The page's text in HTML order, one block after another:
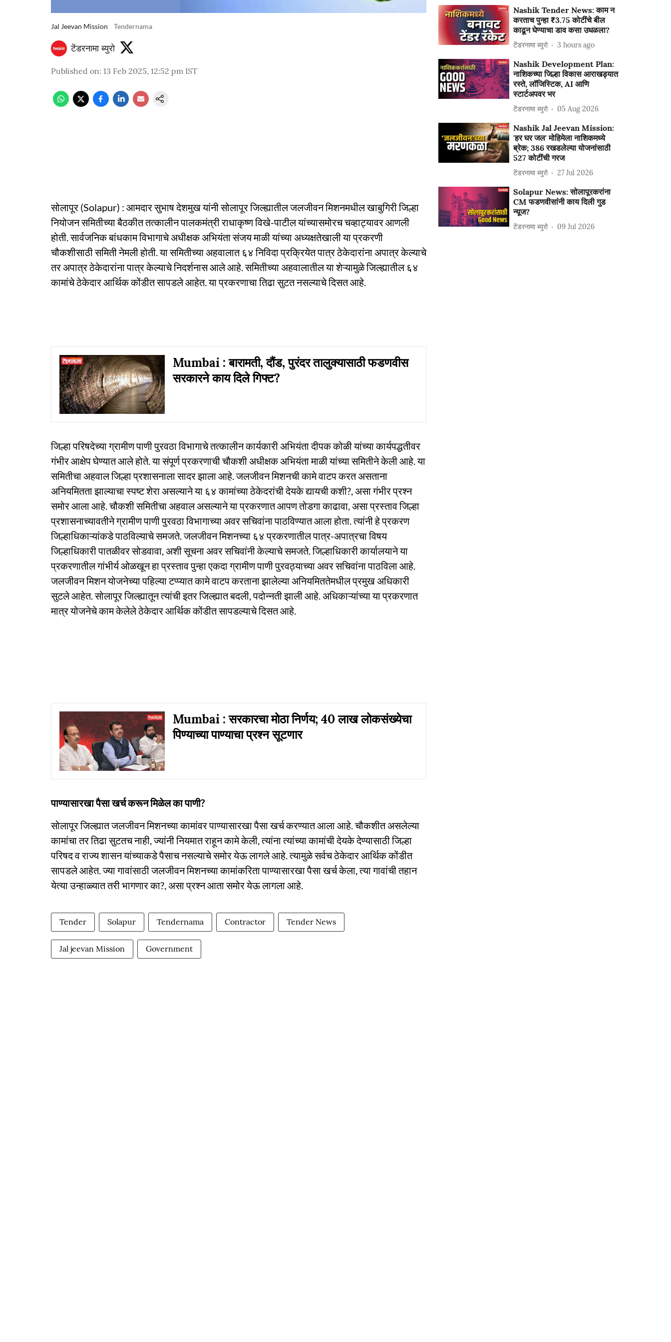
Jal Jeevan Mission Tendernama
टेंडरनामा ब्युरो
Published on: 13 Feb 2025, 12:52 pm IST
सोलापूर (Solapur) : आमदार सुभाष देशमुख यांनी सोलापूर जिल्ह्यातील जलजीवन मिशनमधील खाबुगिरी जिल्हा
नियोजन समितीच्या बैठकीत तत्कालीन पालकमंत्री राधाकृष्ण विखे-पाटील यांच्यासमोरच चव्हाट्यावर आणली
होती. सार्वजनिक बांधकाम विभागाचे अधीक्षक अभियंता संजय माळी यांच्या अध्यक्षतेखाली या प्रकरणी
चौकशीसाठी समिती नेमली होती. या समितीच्या अहवालात ६४ निविदा प्रक्रियेत पात्र ठेकेदारांना अपात्र केल्याचे
तर अपात्र ठेकेदारांना पात्र केल्याचे निदर्शनास आले आहे. समितीच्या अहवालातील या शेऱ्यामुळे जिल्ह्यातील ६४
कामांचे ठेकेदार आर्थिक कोंडीत सापडले आहेत. या प्रकरणाचा तिढा सुटत नसल्याचे दिसत आहे.
Mumbai : बारामती, दौंड, पुरंदर तालुक्यासाठी फडणवीस
सरकारने काय दिले गिफ्ट?
जिल्हा परिषदेच्या ग्रामीण पाणी पुरवठा विभागाचे तत्कालीन कार्यकारी अभियंता दीपक कोळी यांच्या कार्यपद्धतीवर
गंभीर आक्षेप घेण्यात आले होते. या संपूर्ण प्रकरणाची चौकशी अधीक्षक अभियंता माळी यांच्या समितीने केली आहे. या
समितीचा अहवाल जिल्हा प्रशासनाला सादर झाला आहे. जलजीवन मिशनची कामे वाटप करत असताना
अनियमितता झाल्याचा स्पष्ट शेरा असल्याने या ६४ कामांच्या ठेकेदरांची देयके द्यायची कशी?, असा गंभीर प्रश्‍न
समोर आला आहे. चौकशी समितीचा अहवाल असल्याने या प्रकरणात आपण तोडगा काढावा, असा प्रस्ताव जिल्हा
प्रशासनाच्यावतीने ग्रामीण पाणी पुरवठा विभागाच्या अवर सचिवांना पाठविण्यात आला होता. त्यांनी हे प्रकरण
जिल्हाधिकाऱ्यांकडे पाठविल्याचे समजते. जलजीवन मिशनच्या ६४ प्रकरणातील पात्र-अपात्रचा विषय
जिल्हाधिकारी पातळीवर सोडवावा, अशी सूचना अवर सचिवांनी केल्याचे समजते. जिल्हाधिकारी कार्यालयाने या
प्रकरणातील गांभीर्य ओळखून हा प्रस्ताव पुन्हा एकदा ग्रामीण पाणी पुरवठ्याच्या अवर सचिवांना पाठविला आहे.
जलजीवन मिशन योजनेच्या पहिल्या टप्प्यात कामे वाटप करताना झालेल्या अनियमिततेमधील प्रमुख अधिकारी
सुटले आहेत. सोलापूर जिल्ह्यातून त्यांची इतर जिल्ह्यात बदली, पदोन्नती झाली आहे. अधिकाऱ्यांच्या या प्रकरणात
मात्र योजनेचे काम केलेले ठेकेदार आर्थिक कोंडीत सापडल्याचे दिसत आहे.
Mumbai : सरकारचा मोठा निर्णय; 40 लाख लोकसंख्येचा
पिण्याच्या पाण्याचा प्रश्न सूटणार
पाण्यासारखा पैसा खर्च करून मिळेल का पाणी?
सोलापूर जिल्ह्यात जलजीवन मिशनच्या कामांवर पाण्यासारखा पैसा खर्च करण्यात आला आहे. चौकशीत असलेल्या
कामांचा तर तिढा सुटतच नाही, ज्यांनी नियमात राहून कामे केली, त्यांना त्यांच्या कामांची देयके देण्यासाठी जिल्हा
परिषद व राज्य शासन यांच्याकडे पैसाच नसल्याचे समोर येऊ लागले आहे. त्यामुळे सर्वच ठेकेदार आर्थिक कोंडीत
सापडले आहेत. ज्या गावांसाठी जलजीवन मिशनच्या कामांकरिता पाण्यासारखा पैसा खर्च केला, त्या गावांची तहान
येत्या उन्हाळ्यात तरी भागणार का?, असा प्रश्‍न आता समोर येऊ लागला आहे.
Tender Solapur Tendernama Contractor Tender News
Jal jeevan Mission Government
Nashik Tender News: काम न
करताच पुन्हा ₹3.75 कोटींचे बील
काढून घेण्याचा डाव कसा उधळला?
टेंडरनामा ब्युरो 3 hours ago
Nashik Development Plan:
नाशिकच्या जिल्हा विकास आराखड्यात
रस्ते, लॉजिस्टिक, AI आणि
स्टार्टअपवर भर
टेंडरनामा ब्युरो 05 Aug 2026
Nashik Jal Jeevan Mission:
'हर घर जल' मोहिमेला नाशिकमध्ये
ब्रेक; 386 रखडलेल्या योजनांसाठी
527 कोटींची गरज
टेंडरनामा ब्युरो 27 Jul 2026
Solapur News: सोलापूरकरांना
CM फडणवीसांनी काय दिली गुड
न्यूज?
टेंडरनामा ब्युरो 09 Jul 2026